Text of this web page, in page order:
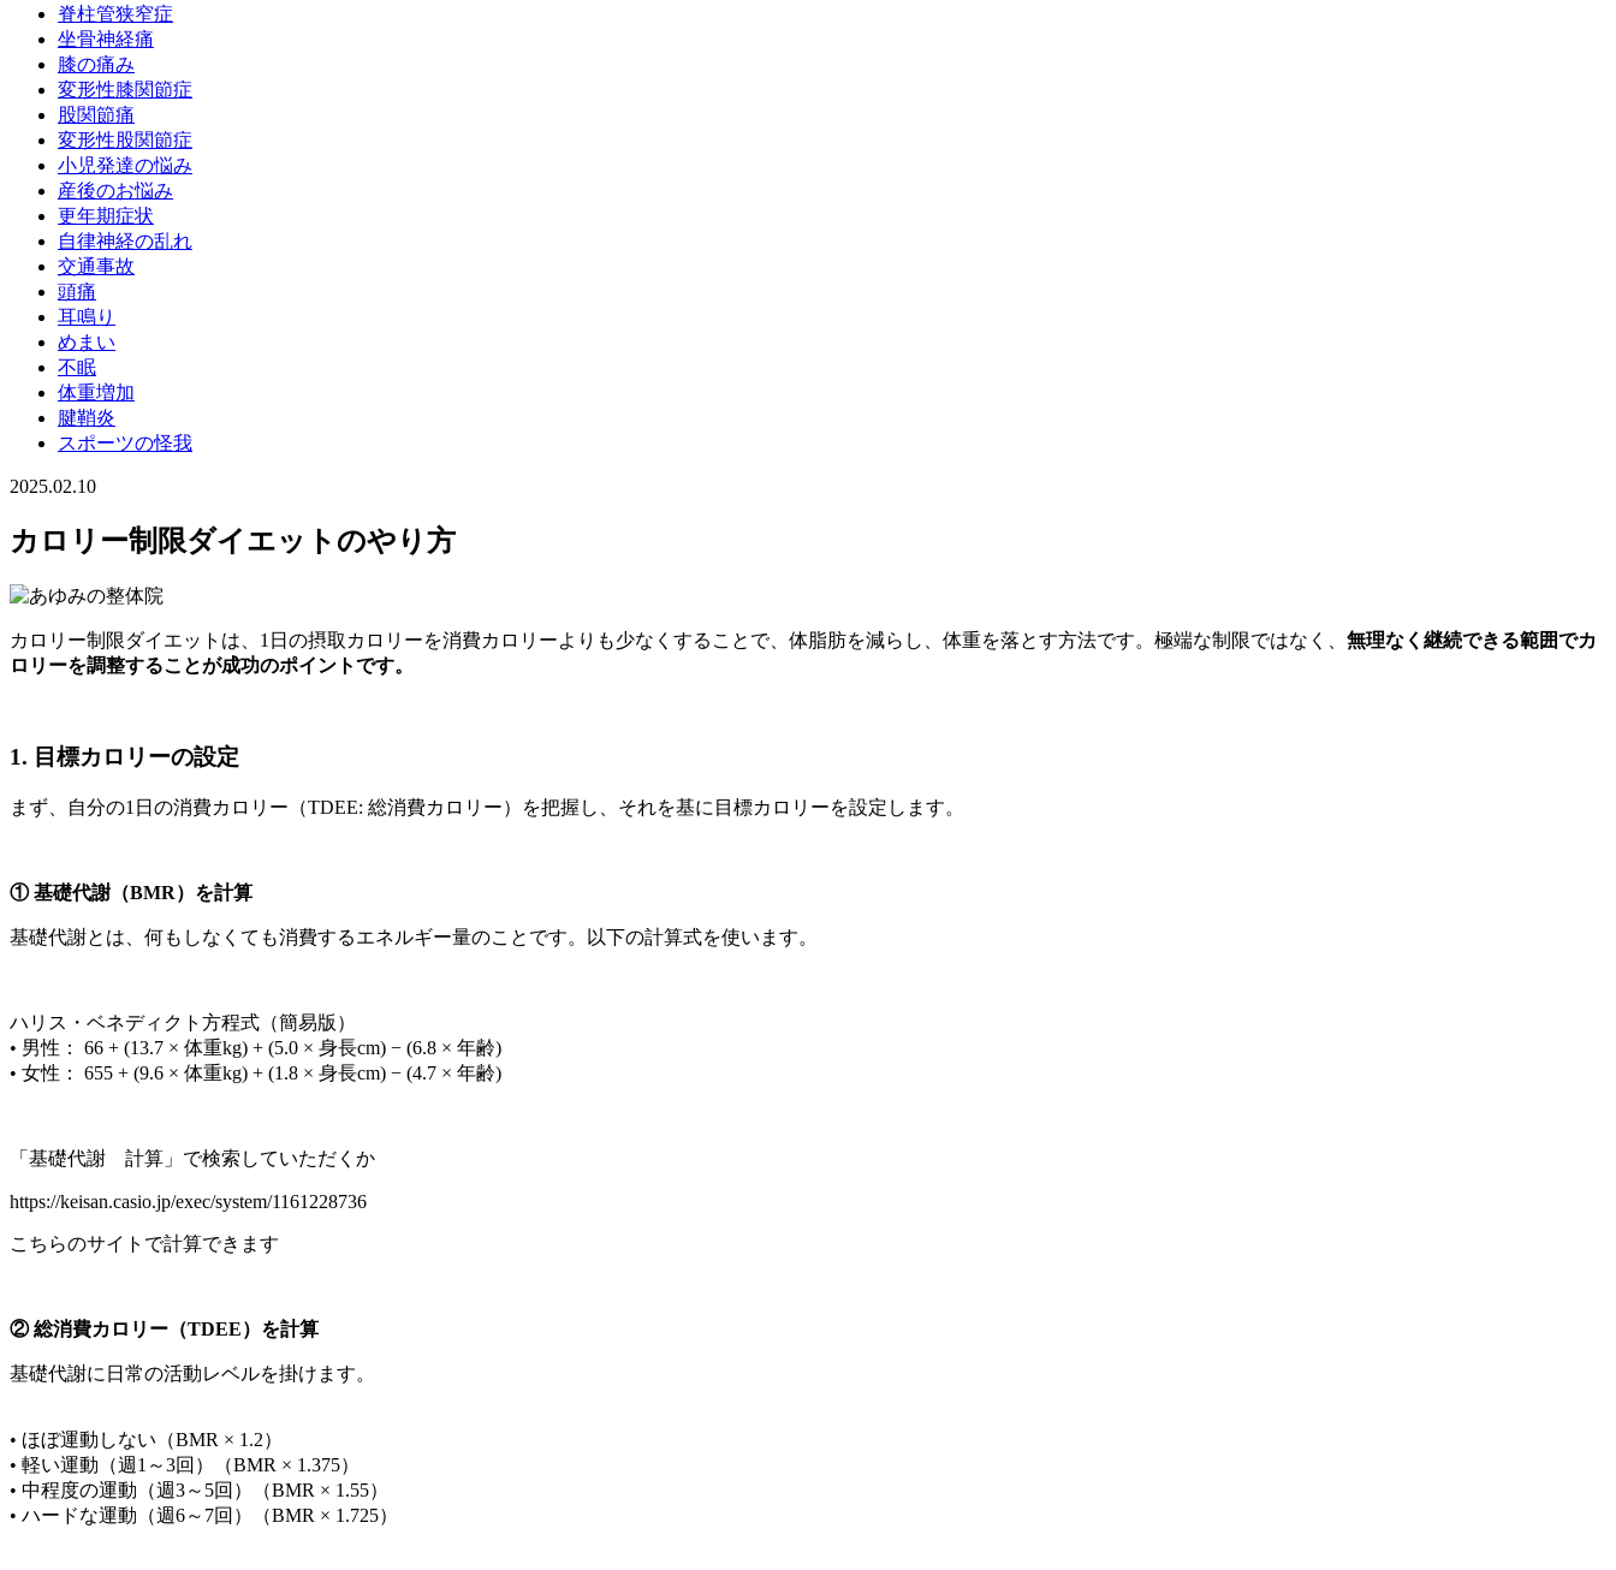
脊柱管狭窄症
坐骨神経痛
膝の痛み
変形性膝関節症
股関節痛
変形性股関節症
小児発達の悩み
産後のお悩み
更年期症状
自律神経の乱れ
交通事故
頭痛
耳鳴り
めまい
不眠
体重増加
腱鞘炎
スポーツの怪我
2025.02.10
カロリー制限ダイエットのやり方
カロリー制限ダイエットは、1日の摂取カロリーを消費カロリーよりも少なくすることで、体脂肪を減らし、体重を落とす方法です。極端な制限ではなく、 無理なく継続できる範囲でカ
ロリーを調整することが成功のポイントです。
1. 目標カロリーの設定
まず、自分の1日の消費カロリー（TDEE: 総消費カロリー）を把握し、それを基に目標カロリーを設定します。
① 基礎代謝（BMR）を計算
基礎代謝とは、何もしなくても消費するエネルギー量のことです。以下の計算式を使います。
ハリス・ベネディクト方程式（簡易版）
• 男性： 66 + (13.7 × 体重kg) + (5.0 × 身長cm) − (6.8 × 年齢)
• 女性： 655 + (9.6 × 体重kg) + (1.8 × 身長cm) − (4.7 × 年齢)
「基礎代謝 計算」で検索していただくか
https://keisan.casio.jp/exec/system/1161228736
こちらのサイトで計算できます
② 総消費カロリー（TDEE）を計算
基礎代謝に日常の活動レベルを掛けます。
• ほぼ運動しない（BMR × 1.2）
• 軽い運動（週1～3回）（BMR × 1.375）
• 中程度の運動（週3～5回）（BMR × 1.55）
• ハードな運動（週6～7回）（BMR × 1.725）